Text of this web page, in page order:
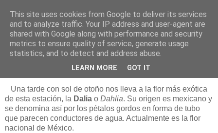
Está de pinga
28/10/12
Una tarde con sol de otoño nos lleva a la flor más exótica
de esta estación, la Dalia o Dahlia. Su origen es mexicano y
se denomina así por los pétalos gordos en forma de tubo
que parecen conductores de agua. Actualmente es la flor
nacional de México.
This site uses cookies from Google to deliver its services
and to analyze traffic. Your IP address and user-agent are
shared with Google along with performance and security
metrics to ensure quality of service, generate usage
statistics, and to detect and address abuse.
LEARN MORE GOT IT